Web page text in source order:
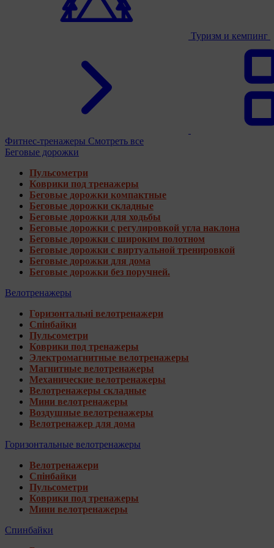
Туризм и кемпинг
Фитнес-тренажеры Смотреть все
Беговые дорожки
Пульсометри
Коврики под тренажеры
Беговые дорожки компактные
Беговые дорожки складные
Беговые дорожки для ходьбы
Беговые дорожки с регулировкой угла наклона
Беговые дорожки с широким полотном
Беговые дорожки с виртуальной тренировкой
Беговые дорожки для дома
Беговые дорожки без поручней.
Велотренажеры
Горизонтальні велотренажери
Спінбайки
Пульсометри
Коврики под тренажеры
Электромагнитные велотренажеры
Магнитные велотренажеры
Механические велотренажеры
Велотренажеры складные
Мини велотренажеры
Воздушные велотренажеры
Велотренажер для дома
Горизонтальные велотренажеры
Велотренажери
Спінбайки
Пульсометри
Коврики под тренажеры
Мини велотренажеры
Спинбайки